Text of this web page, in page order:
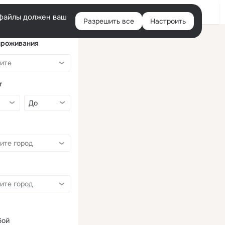
Войти
должен ваш Разрешить все Настроить